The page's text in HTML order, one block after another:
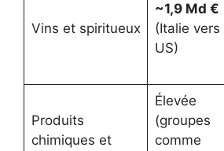
Vins et spiritueux
~1,9 Md €
(Italie vers
US)
Produits
chimiques et
Élevée
(groupes
comme